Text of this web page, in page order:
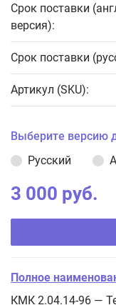
Срок поставки
версия):
Срок поставки
Артикул (SKU):
Выберите версию
Русский
3 000 руб.
Полное
КМК 2.04.14-96 —